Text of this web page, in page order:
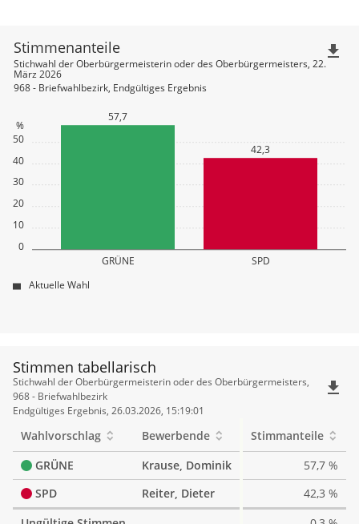
0
10
20
30
40
50
%
GRÜNE SPD
57,7
42,3
Stimmenanteile
Stichwahl der Oberbürgermeisterin oder des Oberbürgermeisters, 22.
März 2026
968 - Briefwahlbezirk, Endgültiges Ergebnis
Aktuelle Wahl
file_download
Stimmen tabellarisch
Stimmen
tabellarisch
Stichwahl der Oberbürgermeisterin oder des Oberbürgermeisters,
968 - Briefwahlbezirk
Endgültiges Ergebnis, 26.03.2026, 15:19:01
file_download
Wahlvorschlag Bewerbende
Stimmanteile
GRÜNE
Krause, Dominik
57,7 %
SPD
Reiter, Dieter
42,3 %